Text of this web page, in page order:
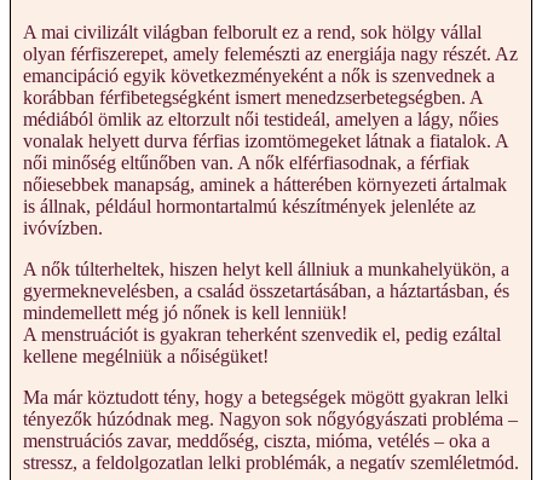
A mai civilizált világban felborult ez a rend, sok hölgy vállal
olyan férfiszerepet, amely felemészti az energiája nagy részét. Az
emancipáció egyik következményeként a nők is szenvednek a
korábban férfibetegségként ismert menedzserbetegségben. A
médiából ömlik az eltorzult női testideál, amelyen a lágy, nőies
vonalak helyett durva férfias izomtömegeket látnak a fiatalok. A
női minőség eltűnőben van. A nők elférfiasodnak, a férfiak
nőiesebbek manapság, aminek a hátterében környezeti ártalmak
is állnak, például hormontartalmú készítmények jelenléte az
ivóvízben.
A nők túlterheltek, hiszen helyt kell állniuk a munkahelyükön, a
gyermeknevelésben, a család összetartásában, a háztartásban, és
mindemellett még jó nőnek is kell lenniük!
A menstruációt is gyakran teherként szenvedik el, pedig ezáltal
kellene megélniük a nőiségüket!
Ma már köztudott tény, hogy a betegségek mögött gyakran lelki
tényezők húzódnak meg. Nagyon sok nőgyógyászati probléma –
menstruációs zavar, meddőség, ciszta, mióma, vetélés – oka a
stressz, a feldolgozatlan lelki problémák, a negatív szemléletmód.